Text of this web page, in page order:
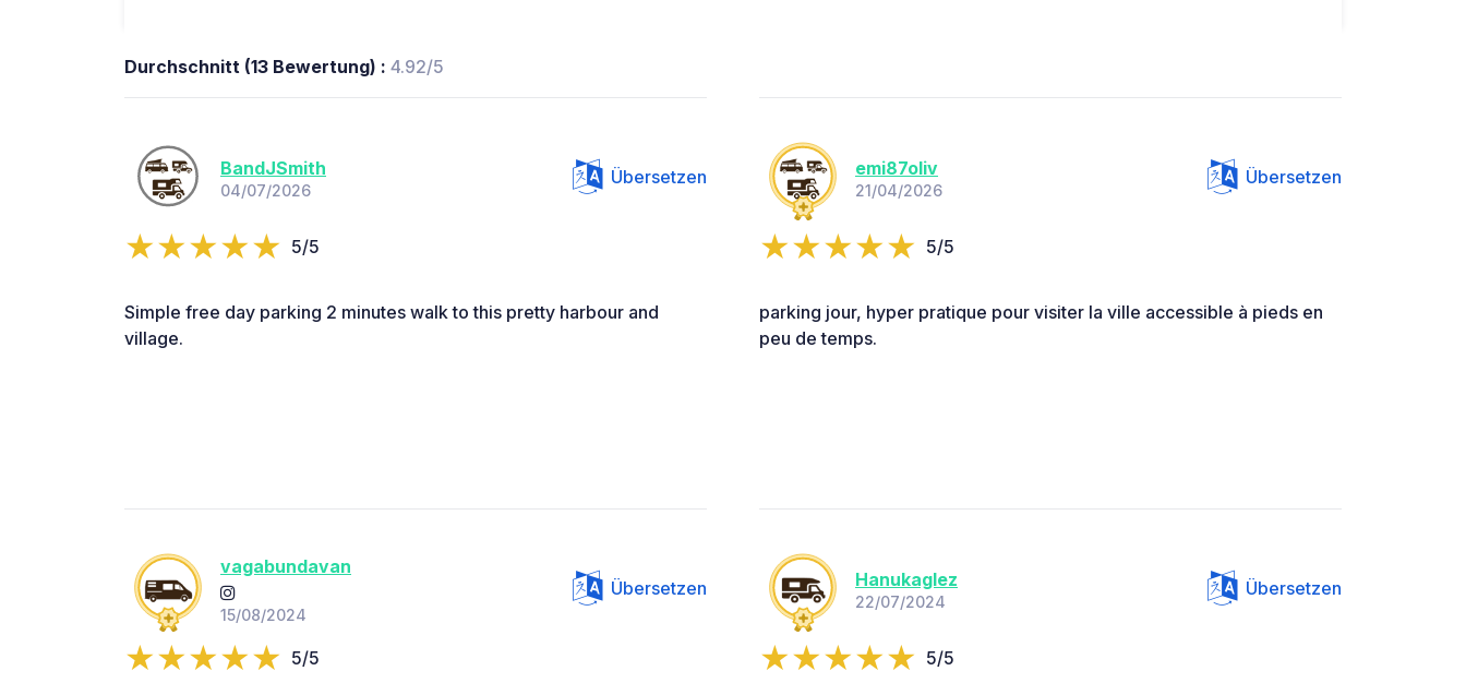
Durchschnitt (13 Bewertung) : 4.92/5
BandJSmith
04/07/2026
Übersetzen
5/5
Simple free day parking 2 minutes walk to this pretty harbour and
village.
emi87oliv
21/04/2026
Übersetzen
5/5
parking jour, hyper pratique pour visiter la ville accessible à pieds en
peu de temps.
vagabundavan
15/08/2024
Übersetzen
5/5
Hanukaglez
22/07/2024
Übersetzen
5/5